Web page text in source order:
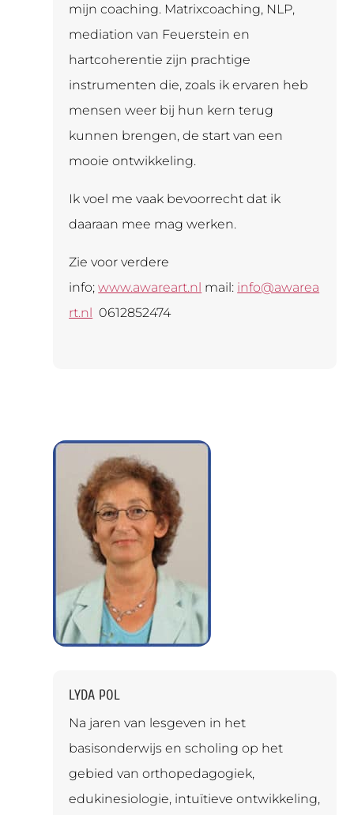
mijn coaching. Matrixcoaching, NLP,
mediation van Feuerstein en
hartcoherentie zijn prachtige
instrumenten die, zoals ik ervaren heb
mensen weer bij hun kern terug
kunnen brengen, de start van een
mooie ontwikkeling.
Ik voel me vaak bevoorrecht dat ik
daaraan mee mag werken.
Zie voor verdere
info;www.awareart.nl mail: info@awarea
rt.nl 0612852474
LYDA POL
Na jaren van lesgeven in het
basisonderwijs en scholing op het
gebied van orthopedagogiek,
edukinesiologie, intuïtieve ontwikkeling,